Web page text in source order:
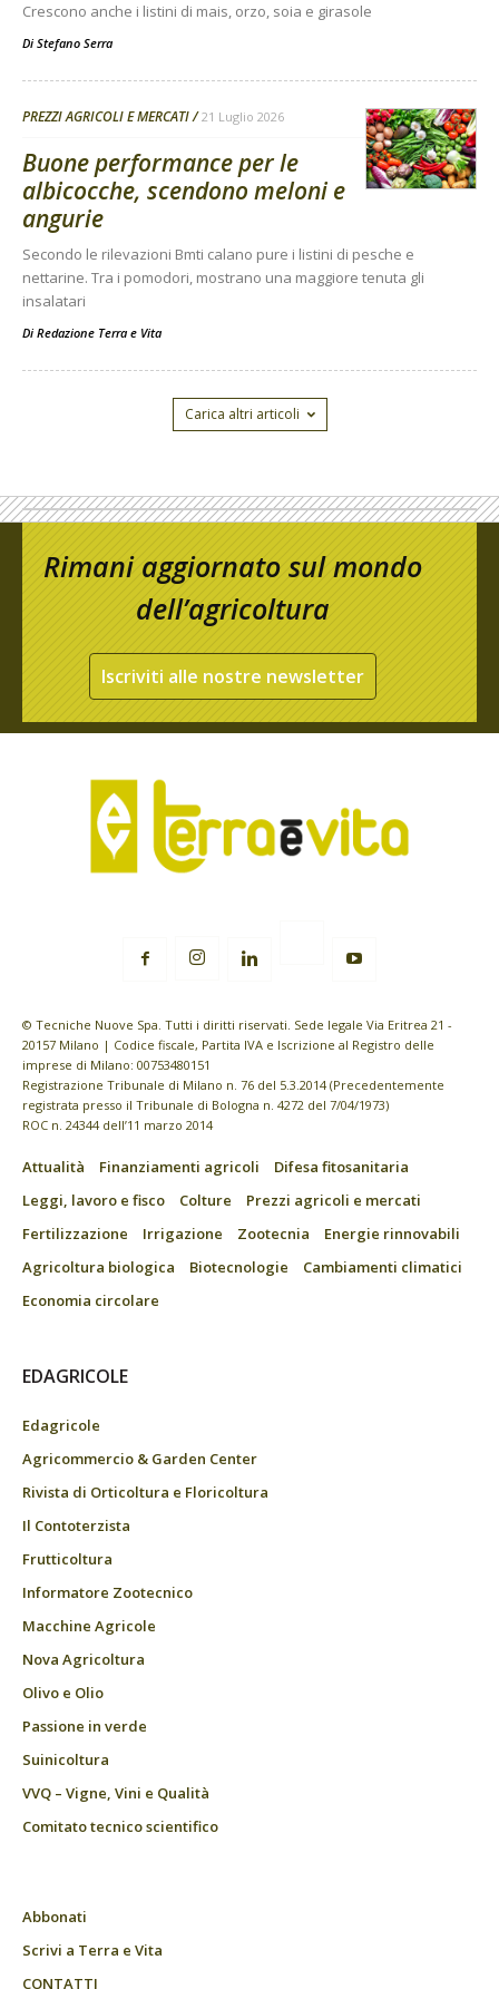
Crescono anche i listini di mais, orzo, soia e girasole
Di Stefano Serra
PREZZI AGRICOLI E MERCATI 21 Luglio 2026
Buone performance per le
albicocche, scendono meloni e
angurie
Secondo le rilevazioni Bmti calano pure i listini di pesche e
nettarine. Tra i pomodori, mostrano una maggiore tenuta gli
insalatari
Di Redazione Terra e Vita
Carica altri articoli
Rimani aggiornato sul mondo
dell’agricoltura
Iscriviti alle nostre newsletter
© Tecniche Nuove Spa. Tutti i diritti riservati. Sede legale Via Eritrea 21 -
20157 Milano | Codice fiscale, Partita IVA e Iscrizione al Registro delle
imprese di Milano: 00753480151
Registrazione Tribunale di Milano n. 76 del 5.3.2014 (Precedentemente
registrata presso il Tribunale di Bologna n. 4272 del 7/04/1973)
ROC n. 24344 dell’11 marzo 2014
Attualità Finanziamenti agricoli
Difesa fitosanitaria
Leggi, lavoro e fisco
Colture
Prezzi agricoli e mercati
Fertilizzazione
Irrigazione Zootecnia
Energie rinnovabili
Agricoltura biologica
Biotecnologie
Cambiamenti climatici
Economia circolare
EDAGRICOLE
Edagricole
Agricommercio & Garden Center
Rivista di Orticoltura e Floricoltura
Il Contoterzista
Frutticoltura
Informatore Zootecnico
Macchine Agricole
Nova Agricoltura
Olivo e Olio
Passione in verde
Suinicoltura
VVQ – Vigne, Vini e Qualità
Comitato tecnico scientifico
Abbonati
Scrivi a Terra e Vita
CONTATTI